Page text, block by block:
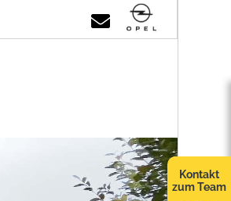
Kontakt
zum Team